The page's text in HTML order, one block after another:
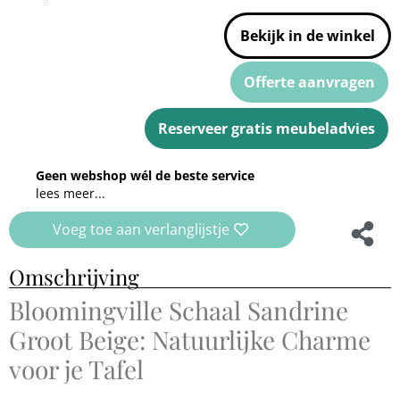
Bekijk in de winkel
Offerte aanvragen
Reserveer gratis meubeladvies
Geen webshop wél de beste service
lees meer...
Voeg toe aan verlanglijstje
Omschrijving
Bloomingville Schaal Sandrine
Groot Beige: Natuurlijke Charme
voor je Tafel